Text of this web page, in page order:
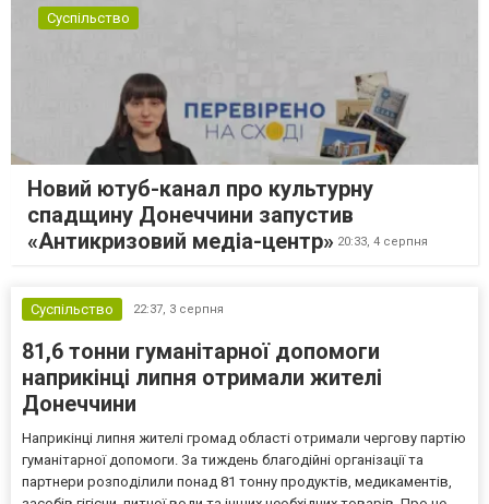
Суспільство
Новий ютуб-канал про культурну
спадщину Донеччини запустив
«Антикризовий медіа-центр» 20:33, 4 серпня
Суспільство 22:37, 3 серпня
81,6 тонни гуманітарної допомоги
наприкінці липня отримали жителі
Донеччини
Наприкінці липня жителі громад області отримали чергову партію
гуманітарної допомоги. За тиждень благодійні організації та
партнери розподілили понад 81 тонну продуктів, медикаментів,